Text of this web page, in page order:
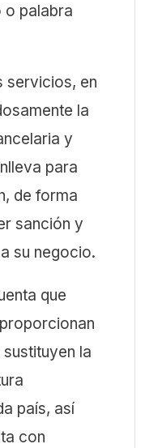
o palabra
servicios, en
la
y
para
de forma
sanción y
su negocio.
que
la
país, así
con